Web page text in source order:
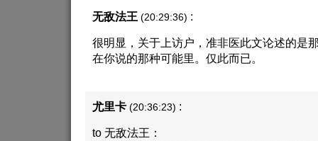
无敌法王 (20:29:36) :
很明显，关于上访户，准非医此文论述的是
在你说的那种可能里。仅此而已。
尤里卡 (20:36:23) :
to 无敌法王：